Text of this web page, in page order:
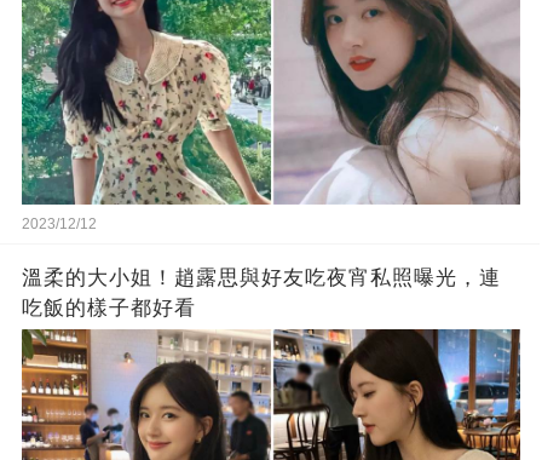
2023/12/12
溫柔的大小姐！趙露思與好友吃夜宵私照曝光，連
吃飯的樣子都好看